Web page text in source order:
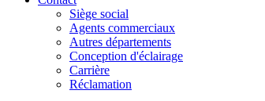
Siège social
Agents commerciaux
Autres départements
Conception d'éclairage
Carrière
Réclamation